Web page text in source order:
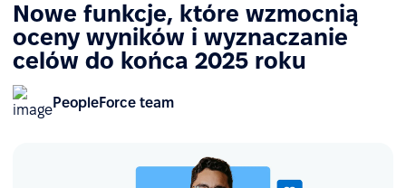
Nowe funkcje, które wzmocnią
oceny wyników i wyznaczanie
celów do końca 2025 roku
PeopleForce team